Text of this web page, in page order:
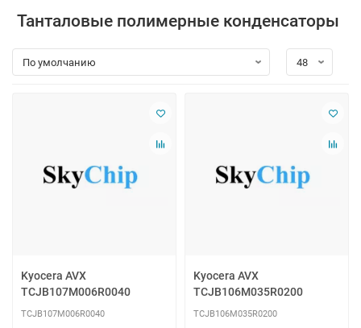
Танталовые полимерные конденсаторы
Kyocera AVX
TCJB107M006R0040
TCJB107M006R0040
Kyocera AVX
TCJB106M035R0200
TCJB106M035R0200